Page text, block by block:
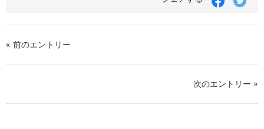
« 前のエントリー
次のエントリー »